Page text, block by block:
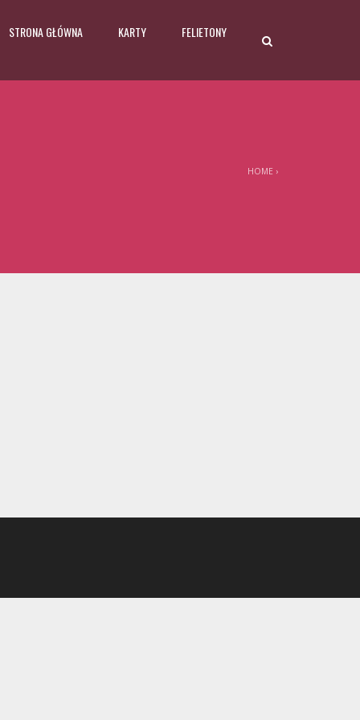
STRONA GŁÓWNA KARTY FELIETONY
HOME ›